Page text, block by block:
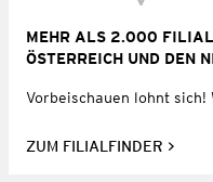
MEHR ALS 2.000
ÖSTERREICH UND DEN
Vorbeischauen lohnt
ZUM FILIALFINDER